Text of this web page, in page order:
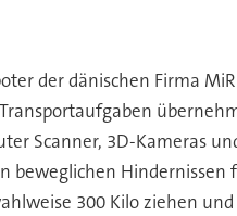
der dänischen Firma
Scanner, 3D-Kameras
300 Kilo ziehen